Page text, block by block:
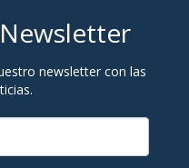
newsletter con las